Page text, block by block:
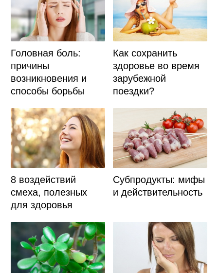
Головная боль:
причины
возникновения и
способы борьбы
Как сохранить
здоровье во время
зарубежной
поездки?
8 воздействий
смеха, полезных
для здоровья
Субпродукты: мифы
и действительность